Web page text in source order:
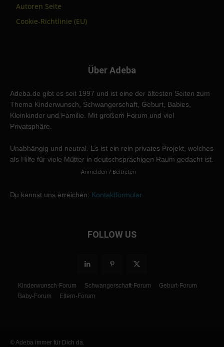
Autoren Seite
Cookie-Richtlinie (EU)
Über Adeba
Adeba.de gibt es seit 1997 und ist eine der ältesten Seiten zum
Thema Kinderwunsch, Schwangerschaft, Geburt, Babies,
Kleinkinder und Familie. Mit großem Forum und viel
Privatsphäre.
Unabhängig und neutral. Es ist ein rein privates Projekt, welches
als Hilfe für viele Mütter in deutschsprachigen Raum gedacht ist.
Anmelden / Beitreten
Du kannst uns erreichen: Kontaktformular
FOLLOW US
Kinderwunsch-Forum Schwangerschaft-Forum
Geburt-Forum
Baby-Forum
Eltern-Forum
© Adeba immer für Dich da.